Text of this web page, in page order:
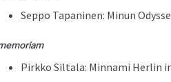
Sep­po Tapa­ni­nen: Min­un
Pirkko Sil­ta­la: Min­na­mi Her­lin